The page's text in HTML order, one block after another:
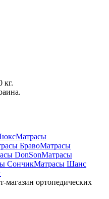
кг.
Матрасы
БравоМатрасы
DonSonМатрасы
СончикМатрасы Шанс
ортопедических